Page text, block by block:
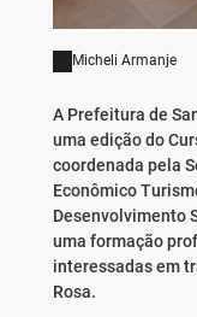
Micheli Armanje
A Prefeitura de
uma edição do
coordenada pela
Econômico
Desenvolvimento
uma formação
interessadas em
Rosa.